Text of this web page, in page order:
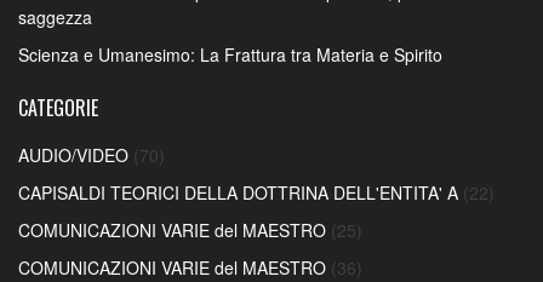
saggezza
Scienza e Umanesimo: La Frattura tra Materia e Spirito
CATEGORIE
AUDIO/VIDEO (70)
CAPISALDI TEORICI DELLA DOTTRINA DELL'ENTITA' A (22)
COMUNICAZIONI VARIE del MAESTRO (25)
COMUNICAZIONI VARIE del MAESTRO (36)